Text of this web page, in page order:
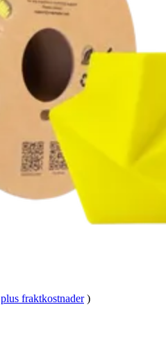
plus fraktkostnader )